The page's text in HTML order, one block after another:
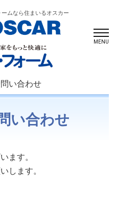
ムなら住まいるオスカー
MENU
い合わせ
い合わせ
ます。
します。